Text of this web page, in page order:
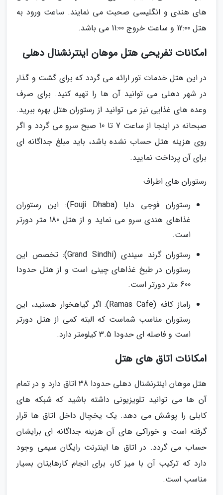
های هندی و انگلیسی صحبت می نمایند. ساعت ورود به
هتل 12:00 و ساعت خروج 11:00 می باشد.
امکانات تفریحی هتل موهان اینترنشنال دهلی
در این هتل خدمات تور ارائه می گردد که برای گشت و گذار
در شهر دهلی می توانید آن ها را تهیه کنید. برای صرف
وعده های غذایی نیز می توانید از رستوران هتل بهره ببرید.
صبحانه در اینجا از ساعت 7 تا 10 صبح سرو می گردد و اگر
روی هزینه هتل حساب نشده باشد، باید مبلغ جداگانه ای
برای آن پرداخت نمایید.
رستوران های اطراف
رستوران فوجی دابا (Fouji Dhaba): این رستوران
غذاهای هندی سرو می نماید و از هتل 180 متر دورتر
است.
رستوران گرند سیندی (Grand Sindhi): تخصص این
رستوران در طبخ غذاهای چینی است و از هتل حدودا
600 متر دورتر است.
راماز کافه (Ramas Cafe): اگر گیاهخوار هستید، این
رستوران مناسب شماست که البته کمی از هتل دورتر
است و فاصله ای حدودا 3.5 کیلومتر دارد.
امکانات اتاق های هتل
هتل موهان اینترنشنال دهلی حدودا 38 اتاق دارد و در تمام
آن ها می توانید تلویزیونی داشته باشید که شبکه های
کابلی را پوشش می دهد. یک یخچال داخل اتاق ها قرار
گرفته است و خوراکی های آن هزینه جداگانه ای برایشان
حساب می گردد. در اتاق ها اینترنت رایگان سیمی وجود
دارد که ترکیب آن با میز کار، برای انجام کارهایتان بسیار
مناسب است.